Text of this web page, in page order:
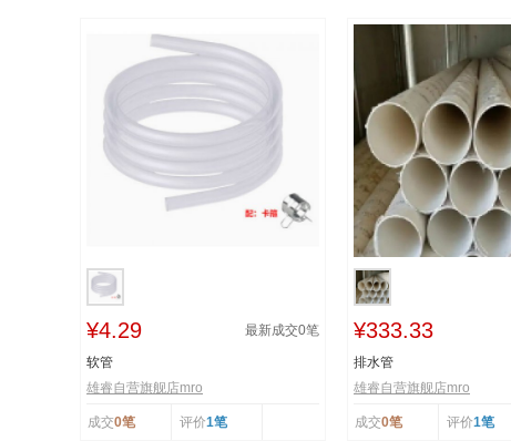
¥4.29 最新成交0笔
软管
雄睿自营旗舰店mro
成交0笔 评价1笔
¥333.33
排水管
雄睿自营旗舰店mro
成交0笔 评价1笔